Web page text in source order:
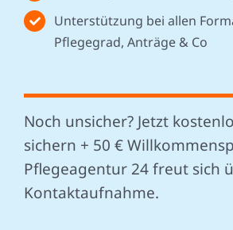
Unterstützung bei allen
Pflegegrad, Anträge & Co
Noch unsicher? Jetzt
sichern + 50 €
Pflegeagentur 24 freut sich
Kontaktaufnahme.